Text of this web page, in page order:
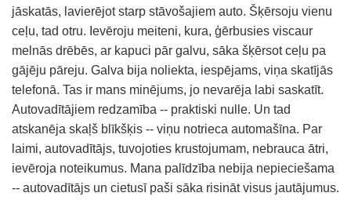
jāskatās, lavierējot starp stāvošajiem auto. Šķērsoju vienu
ceļu, tad otru. Ievēroju meiteni, kura, ģērbusies viscaur
melnās drēbēs, ar kapuci pār galvu, sāka šķērsot ceļu pa
gājēju pāreju. Galva bija noliekta, iespējams, viņa skatījās
telefonā. Tas ir mans minējums, jo nevarēja labi saskatīt.
Autovadītājiem redzamība -- praktiski nulle. Un tad
atskanēja skaļš blīkšķis -- viņu notrieca automašīna. Par
laimi, autovadītājs, tuvojoties krustojumam, nebrauca ātri,
ievēroja noteikumus. Mana palīdzība nebija nepieciešama
-- autovadītājs un cietusī paši sāka risināt visus jautājumus.